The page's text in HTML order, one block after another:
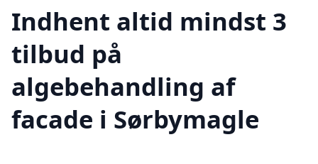
Indhent altid mindst 3
tilbud på
algebehandling af
facade i Sørbymagle